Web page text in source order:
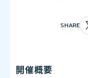
SHARE
開催概要